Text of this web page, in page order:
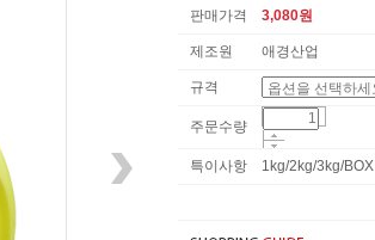
판매가격 3,080원
제조원 애경산업
규격
주문수량
특이사항 1kg/2kg/3kg/BOX